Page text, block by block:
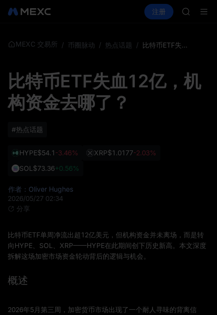
SPCX 理财 活
注册
SKYAI
SPCX
MEXC 交易所 / 币圈脉动 / 热点话题 / 比特币ETF失血12亿，机构资金去哪了？
比特币ETF失血12亿，机
构资金去哪了？
#热点话题
HYPE$54.1 -3.46% XRP$1.0177-2.03%
SOL $73.36+0.56%
作者：Oliver Hughes
2026/05/27 02:34
分享
比特币ETF单周净流出超12亿美元，但机构资金并未离场，而是转
向HYPE、SOL、XRP——HYPE在此期间创下历史新高。本文深度
拆解这场加密市场资金轮动背后的逻辑与机会。
概述
2026年5月第三周，加密货币市场出现了一个耐人寻味的背离信